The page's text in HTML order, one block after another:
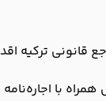
قانونی ترکیه
با